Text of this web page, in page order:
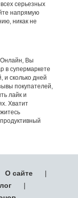
серьезных
напрямую
никак не
Вы
в супермаркете
и сколько дней
покупателей,
лайк и
Хватит
О сайте
|
|